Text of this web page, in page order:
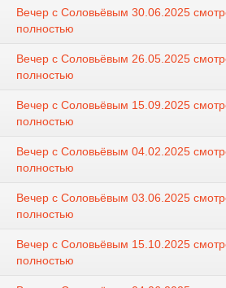
Вечер с Соловьёвым 30.06.2025
полностью
Вечер с Соловьёвым 26.05.2025
полностью
Вечер с Соловьёвым 15.09.2025
полностью
Вечер с Соловьёвым 04.02.2025
полностью
Вечер с Соловьёвым 03.06.2025
полностью
Вечер с Соловьёвым 15.10.2025
полностью